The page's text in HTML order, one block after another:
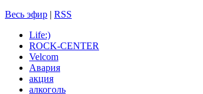
Весь эфир | RSS
Life:)
ROCK-CENTER
Velcom
Авария
акция
алкоголь